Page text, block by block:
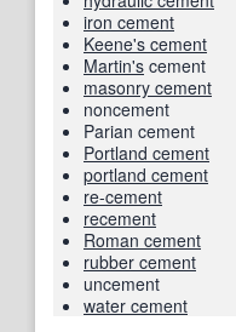
iron cement
Keene's cement
Martin's cement
masonry cement
noncement
Parian cement
Portland cement
portland cement
re-cement
recement
Roman cement
rubber cement
uncement
water cement